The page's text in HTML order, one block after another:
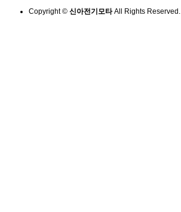
Copyright © 신아전기모타All Rights Reserved.